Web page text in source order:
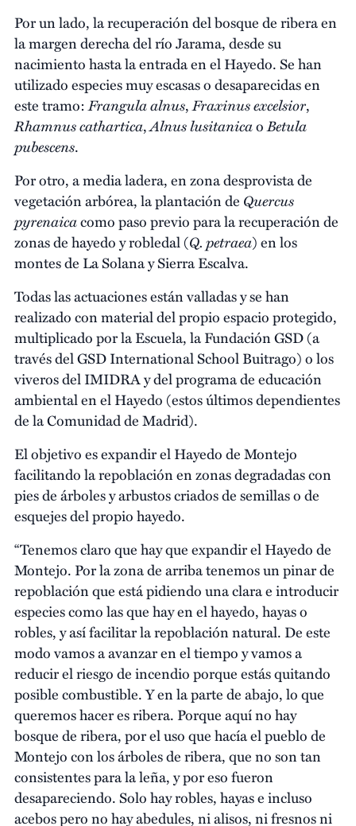
Por un lado, la recuperación del bosque de ribera en
la margen derecha del río Jarama, desde su
nacimiento hasta la entrada en el Hayedo. Se han
utilizado especies muy escasas o desaparecidas en
este tramo:Frangula alnus,Fraxinus excelsior,
Rhamnus cathartica,Alnus lusitanicaoBetula
pubescens.
Por otro, a media ladera, en zona desprovista de
vegetación arbórea, la plantación de Quercus
pyrenaicacomo paso previo para la recuperación de
zonas de hayedo y robledal (Q. petraea) en los
montes de La Solana y Sierra Escalva.
Todas las actuaciones están valladas y se han
realizado con material del propio espacio protegido,
multiplicado por la Escuela, la Fundación GSD (a
través del GSD International School Buitrago) o los
viveros del IMIDRA y del programa de educación
ambiental en el Hayedo (estos últimos dependientes
de la Comunidad de Madrid).
El objetivo es expandir el Hayedo de Montejo
facilitando la repoblación en zonas degradadas con
pies de árboles y arbustos criados de semillas o de
esquejes del propio hayedo.
“Tenemos claro que hay que expandir el Hayedo de
Montejo. Por la zona de arriba tenemos un pinar de
repoblación que está pidiendo una clara e introducir
especies como las que hay en el hayedo, hayas o
robles, y así facilitar la repoblación natural. De este
modo vamos a avanzar en el tiempo y vamos a
reducir el riesgo de incendio porque estás quitando
posible combustible. Y en la parte de abajo, lo que
queremos hacer es ribera. Porque aquí no hay
bosque de ribera, por el uso que hacía el pueblo de
Montejo con los árboles de ribera, que no son tan
consistentes para la leña, y por eso fueron
desapareciendo. Solo hay robles, hayas e incluso
acebos pero no hay abedules, ni alisos, ni fresnos ni